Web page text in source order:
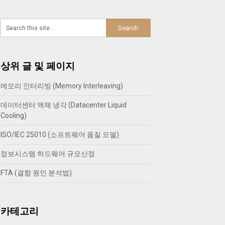
상위 글 및 페이지
메모리 인터리빙 (Memory Interleaving)
데이터센터 액체 냉각 (Datacenter Liquid
Cooling)
ISO/IEC 25010 (소프트웨어 품질 모델)
정보시스템 하드웨어 규모산정
FTA (결함 원인 분석법)
카테고리